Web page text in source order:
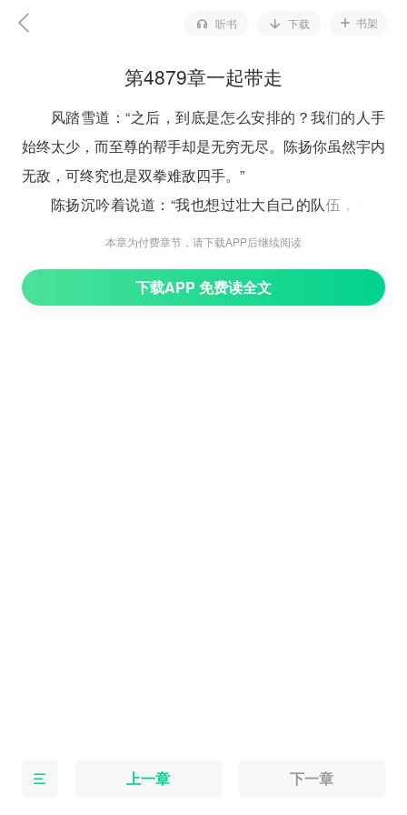
听书 下载 书架
第4879章一起带走
风踏雪道：“之后，到底是怎么安排的？我们的人手
始终太少，而至尊的帮手却是无穷无尽。陈扬你虽然宇内
无敌，可终究也是双拳难敌四手。”
陈扬沉吟着说道：“我也想过壮大自己的队伍，可一
般的高手拉进来也没什么用。就算能找到几个和冰凰神女
我只能是先东奔西走……不在一个地方
本章为付费章节，请下载APP后继续阅读
下载APP 免费读全文
上一章 下一章